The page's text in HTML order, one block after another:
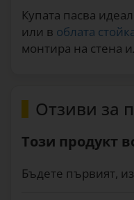
Купата пасва
или в облата
монтира на стена
Отзиви за
Този продукт
Бъдете първият,